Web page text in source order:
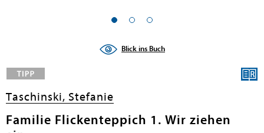
submenu
Blick ins Buch
Taschinski, Stefanie
Familie Flickenteppich 1. Wir ziehen